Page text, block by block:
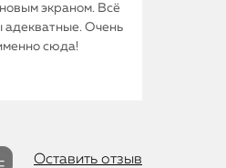
экраном. Всё
адекватные. Очень
сюда!
Оставить отзыв